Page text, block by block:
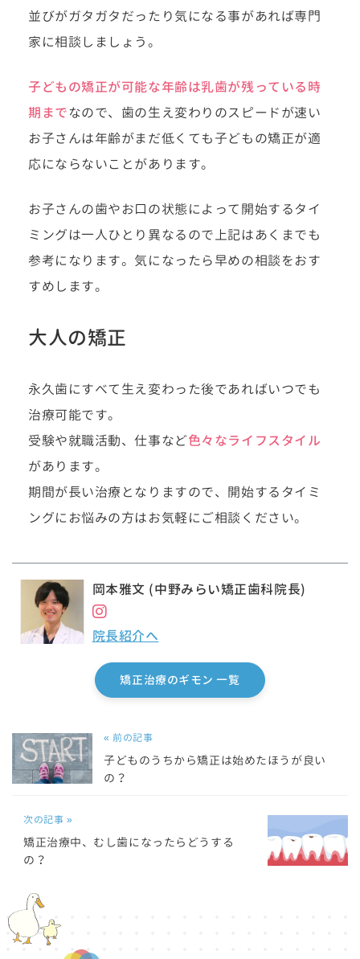
並びがガタガタだったり気になる事があれば専門
家に相談しましょう。
子どもの矯正が可能な年齢は乳歯が残っている時
期までなので、歯の生え変わりのスピードが速い
お子さんは年齢がまだ低くても子どもの矯正が適
応にならないことがあります。
お子さんの歯やお口の状態によって開始するタイ
ミングは一人ひとり異なるので上記はあくまでも
参考になります。気になったら早めの相談をおす
すめします。
大人の矯正
永久歯にすべて生え変わった後であればいつでも
治療可能です。
受験や就職活動、仕事など色々なライフスタイル
があります。
期間が長い治療となりますので、開始するタイミ
ングにお悩みの方はお気軽にご相談ください。
岡本雅文 (中野みらい矯正歯科院長)
院長紹介へ
矯正治療のギモン 一覧
« 前の記事
子どものうちから矯正は始めたほうが良い
の？
次の記事 »
矯正治療中、むし歯になったらどうする
の？